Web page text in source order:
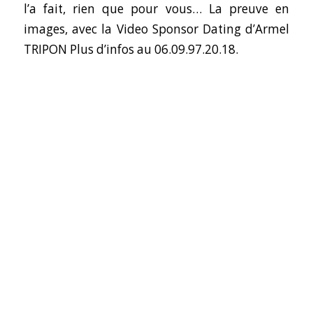
l’a fait, rien que pour vous… La preuve en
images, avec la Video Sponsor Dating d’Armel
TRIPON Plus d’infos au 06.09.97.20.18.